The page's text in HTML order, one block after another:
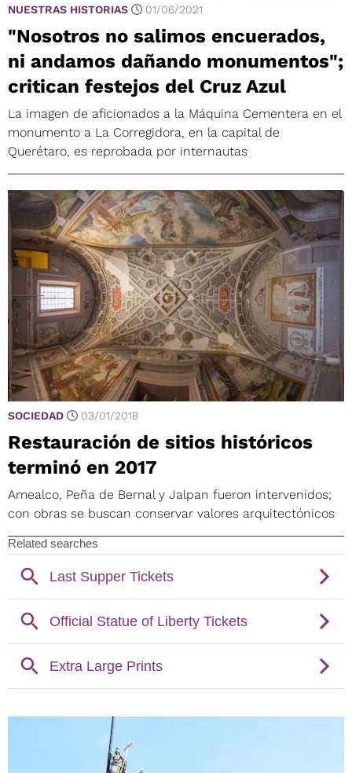
NUESTRAS HISTORIAS 01/06/2021
"Nosotros no salimos encuerados,
ni andamos dañando monumentos";
critican festejos del Cruz Azul
La imagen de aficionados a la Máquina Cementera en el
monumento a La Corregidora, en la capital de
Querétaro, es reprobada por internautas
SOCIEDAD 03/01/2018
Restauración de sitios históricos
terminó en 2017
Amealco, Peña de Bernal y Jalpan fueron intervenidos;
con obras se buscan conservar valores arquitectónicos